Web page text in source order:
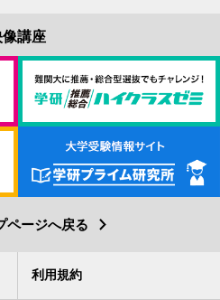
ページへ戻る
利用規約